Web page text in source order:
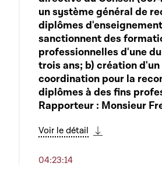
un système général de
diplômes
sanctionnent des
professionnelles d'une
trois ans; b) création
coordination pour la
diplômes à des fins
Rapporteur : Monsieur
Voir le détail
04:23:14